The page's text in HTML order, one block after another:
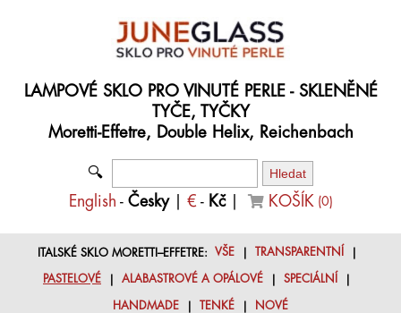
LAMPOVÉ SKLO PRO VINUTÉ PERLE - SKLENĚNÉ
TYČE, TYČKY
Moretti-Effetre, Double Helix, Reichenbach
🔍
English - Česky| € - Kč| KOŠÍK (0)
ITALSKÉ SKLO MORETTI–EFFETRE: VŠE| TRANSPARENTNÍ
PASTELOVÉ ALABASTROVÉ A OPÁLOVÉ SPECIÁLNÍ
HANDMADE TENKÉ NOVÉ